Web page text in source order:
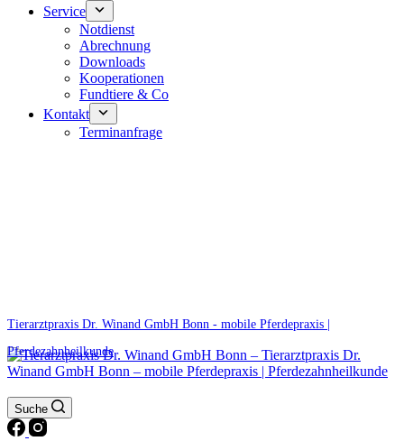
Service
Notdienst
Abrechnung
Downloads
Kooperationen
Fundtiere & Co
Kontakt
Terminanfrage
Tierarztpraxis Dr. Winand GmbH Bonn - mobile Pferdepraxis |
Pferdezahnheilkunde
Suche